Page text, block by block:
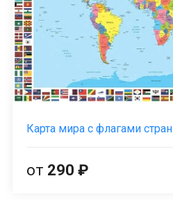
Карта мира с флагами стран
от 290 ₽